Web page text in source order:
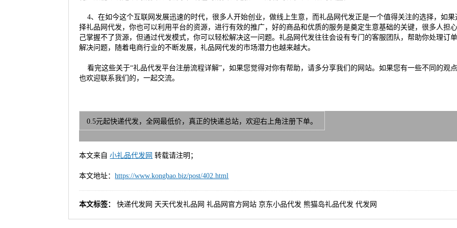
4、在如今这个互联网发展迅速的时代，很多人开始创业，做线上生意，而礼品网代发正是一个值得关注的选择，如果
择礼品网代发，你也可以利用平台的资源，进行有效的推广，好的商品和优质的服务是奠定生意基础的关键，很多人担
己掌握不了货源，但通过代发模式，你可以轻松解决这一问题。礼品网代发往往会设有专门的客服团队，帮助你处理订单
解决问题，随着电商行业的不断发展，礼品网代发的市场潜力也越来越大。
看完这些关于“礼品代发平台注册流程详解”，如果您觉得对你有帮助，请多分享我们的网站。如果您有一些不同的观点
也欢迎联系我们的，一起交流。
0.5元起快递代发，全网最低价，真正的快递总站，欢迎右上角注册下单。
本文来自小礼品代发网 转载请注明；
本文地址：https://www.kongbao.biz/post/402.html
本文标签： 快递代发网 天天代发礼品网礼品网官方网站 京东小品代发 熊猫岛礼品代发代发网